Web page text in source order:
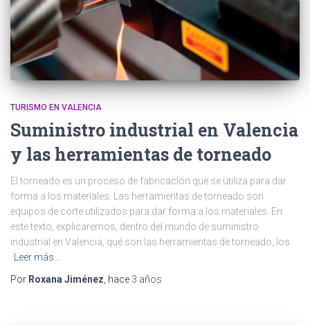
TURISMO EN VALENCIA
Suministro industrial en Valencia
y las herramientas de torneado
El torneado es un proceso de fabricación que se utiliza para dar
forma a los materiales. Las herramientas de torneado son
equipos de corte utilizados para dar forma a los materiales. En
este texto, explicaremos, dentro del mundo de suministro
industrial en Valencia, qué son las herramientas de torneado, los
Leer más…
Por Roxana Jiménez , hace 3 años